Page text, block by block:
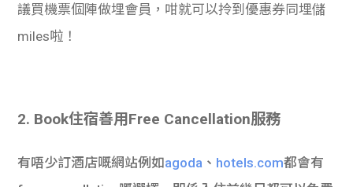
議買機票個陣做埋會員，咁就可以拎到優惠券同埋儲
miles啦！
2. Book住宿善用Free Cancellation服務
有唔少訂酒店嘅網站例如agoda 、 hotels.com都會有